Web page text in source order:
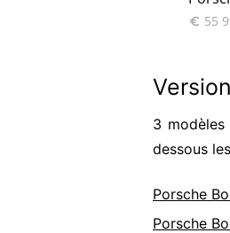
 55
3
dessous
Porsche
Porsche